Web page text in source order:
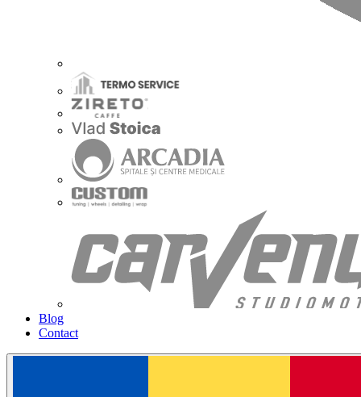
Blog
Contact